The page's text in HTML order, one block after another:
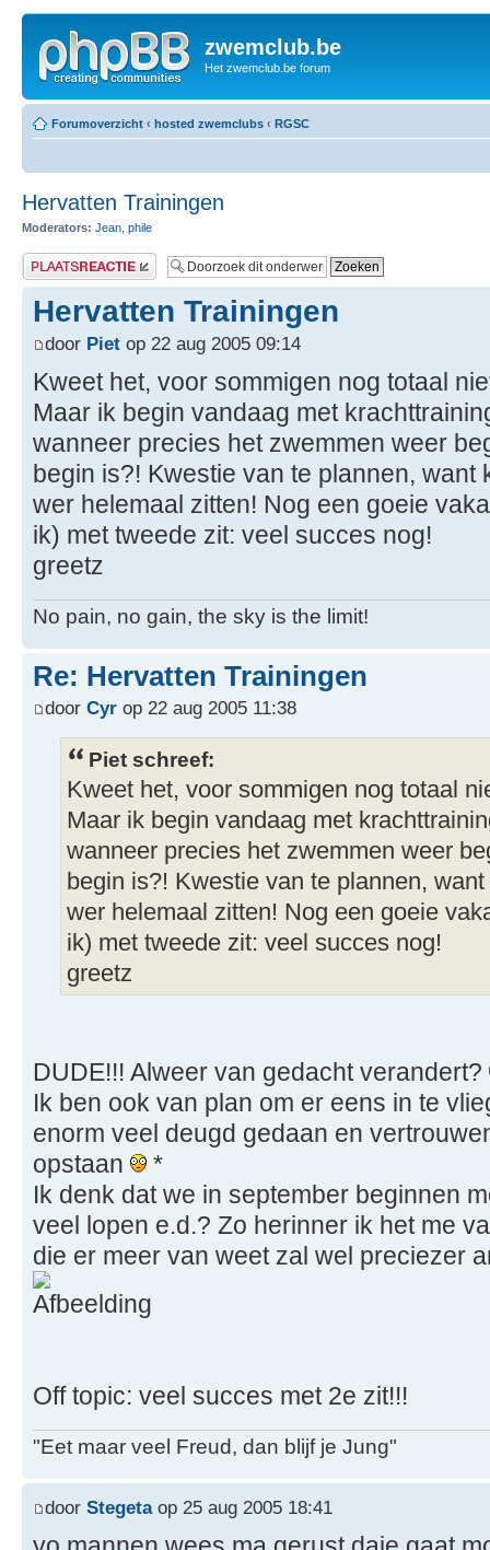
zwemclub.be
Het zwemclub.be forum
Forumoverzicht ‹ hosted zwemclubs ‹ RGSC
Hervatten Trainingen
Moderators: Jean phile
Plaats een reactie
Hervatten Trainingen
door Piet op 22 aug 2005 09:14
Kweet het, voor sommigen nog totaal
Maar ik begin vandaag met
wanneer precies het zwemmen weer
begin is?! Kwestie van te plannen, want
wer helemaal zitten! Nog een goeie
ik) met tweede zit: veel succes nog!
greetz
No pain, no gain, the sky is the limit!
Re: Hervatten Trainingen
door Cyr op 22 aug 2005 11:38
Piet schreef:
Kweet het, voor sommigen nog totaal
Maar ik begin vandaag met
wanneer precies het zwemmen weer
begin is?! Kwestie van te plannen,
wer helemaal zitten! Nog een goeie
ik) met tweede zit: veel succes nog!
greetz
DUDE!!! Alweer van gedacht verandert?
Ik ben ook van plan om er eens in te
enorm veel deugd gedaan en
opstaan
*
Ik denk dat we in september beginnen
veel lopen e.d.? Zo herinner ik het me
die er meer van weet zal wel preciezer
Off topic: veel succes met 2e zit!!!
"Eet maar veel Freud, dan blijf je Jung"
door Stegetaop 25 aug 2005 18:41